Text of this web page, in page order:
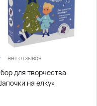
нет отзывов
для творчества
на елку»